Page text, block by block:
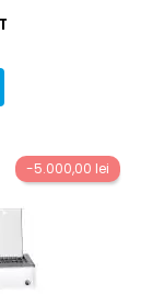
-5.000,00 lei